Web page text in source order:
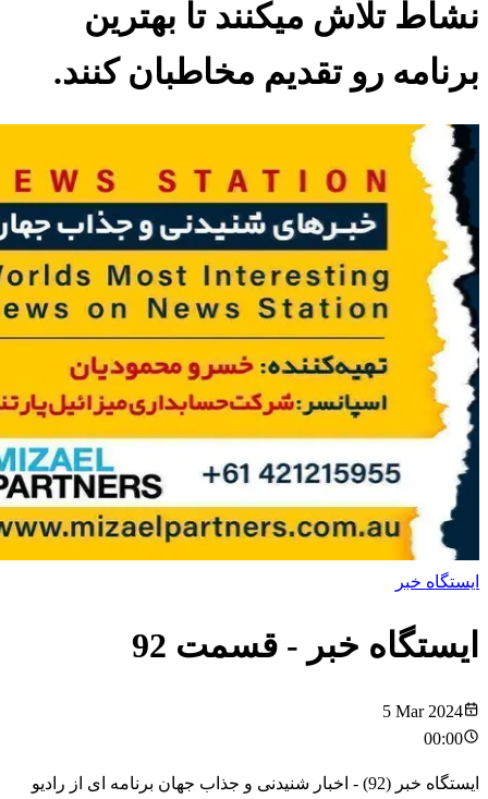
نشاط تلاش میکنند تا بهترین
برنامه رو تقدیم مخاطبان کنند.
ایستگاه خبر
ایستگاه خبر - قسمت 92
5 Mar 2024
00:00
ایستگاه خبر (92) - اخبار شنیدنی و جذاب جهان برنامه ای از رادیو